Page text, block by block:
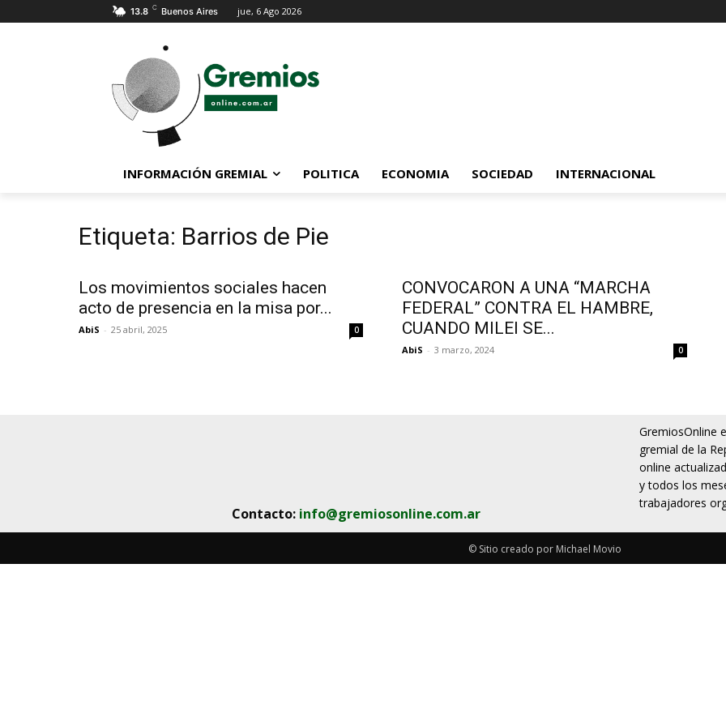
13.8 C Buenos Aires jue, 6 Ago 2026
INFORMACIÓN GREMIAL POLITICA ECONOMIA SOCIEDAD INTERNACIONAL
Etiqueta: Barrios de Pie
Los movimientos sociales hacen
acto de presencia en la misa por...
AbiS - 25 abril, 2025 0
CONVOCARON A UNA “MARCHA
FEDERAL” CONTRA EL HAMBRE,
CUANDO MILEI SE...
AbiS - 3 marzo, 2024 0
Contacto: info@gremiosonline.com.ar
GremiosOnline
gremial de la
online
y todos los
trabajadores
© Sitio creado por Michael Movio